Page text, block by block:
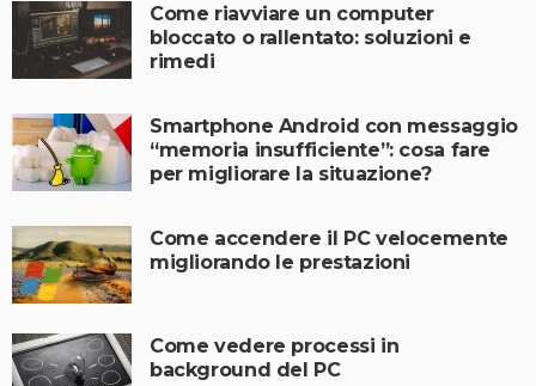
Come riavviare un computer
bloccato o rallentato: soluzioni e
rimedi
Smartphone Android con messaggio
“memoria insufficiente”: cosa fare
per migliorare la situazione?
Come accendere il PC velocemente
migliorando le prestazioni
Come vedere processi in
background del PC